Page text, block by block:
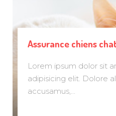
Assurance chiens
Lorem ipsum dolor sit
adipisicing elit. Dolore
accusamus,...